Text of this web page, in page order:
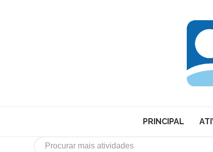
PRINCIPAL